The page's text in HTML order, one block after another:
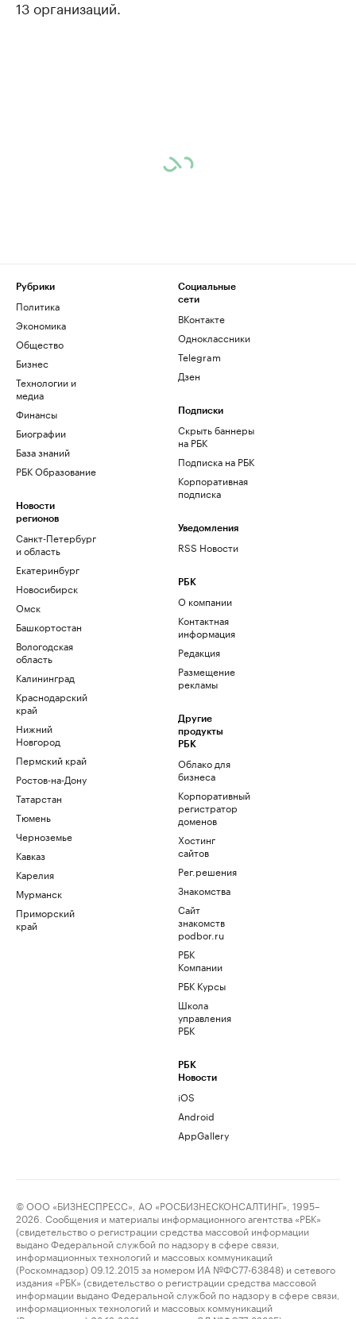
13 организаций.
Рубрики
Политика
Экономика
Общество
Бизнес
Технологии и
медиа
Финансы
Биографии
База знаний
РБК Образование
Новости
регионов
Санкт-Петербург
и область
Екатеринбург
Новосибирск
Омск
Башкортостан
Вологодская
область
Калининград
Краснодарский
край
Нижний
Новгород
Пермский край
Ростов-на-Дону
Татарстан
Тюмень
Черноземье
Кавказ
Карелия
Мурманск
Приморский
край
Социальные
сети
ВКонтакте
Одноклассники
Telegram
Дзен
Подписки
Скрыть баннеры
на РБК
Подписка на РБК
Корпоративная
подписка
Уведомления
RSS Новости
РБК
О компании
Контактная
информация
Редакция
Размещение
рекламы
Другие
продукты
РБК
Облако для
бизнеса
Корпоративный
регистратор
доменов
Хостинг
сайтов
Рег.решения
Знакомства
Сайт
знакомств
podbor.ru
РБК
Компании
РБК Курсы
Школа
управления
РБК
РБК
Новости
iOS
Android
AppGallery
© ООО «БИЗНЕСПРЕСС», АО «РОСБИЗНЕСКОНСАЛТИНГ», 1995–
2026. Сообщения и материалы информационного агентства «РБК»
(свидетельство о регистрации средства массовой информации
выдано Федеральной службой по надзору в сфере связи,
информационных технологий и массовых коммуникаций
(Роскомнадзор) 09.12.2015 за номером ИА №ФС77-63848) и сетевого
издания «РБК» (свидетельство о регистрации средства массовой
информации выдано Федеральной службой по надзору в сфере связи,
информационных технологий и массовых коммуникаций